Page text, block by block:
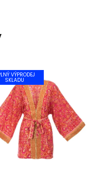
VÝPRODEJ
SKLADU